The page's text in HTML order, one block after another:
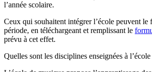
l’année scolaire.
Ceux qui souhaitent intégrer l’école peuvent le
période, en téléchargeant et remplissant le
prévu à cet effet.
Quelles sont les disciplines enseignées à